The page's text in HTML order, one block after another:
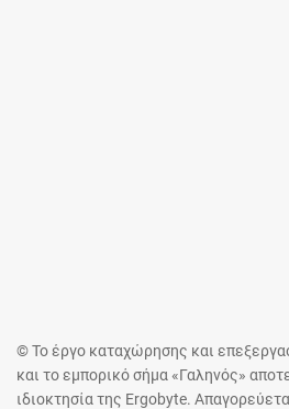
© Το έργο καταχώρησης και
και το εμπορικό σήμα «Γαληνός»
ιδιοκτησία της Ergobyte.